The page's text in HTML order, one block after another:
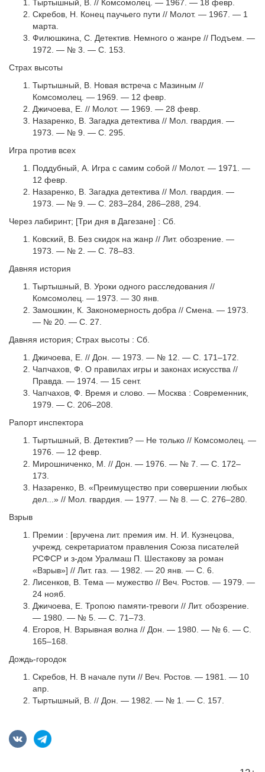
Тыртышный, В. // Комсомолец. — 1967. — 18 февр.
Скребов, Н. Конец паучьего пути // Молот. — 1967. — 1
марта.
Филюшкина, С. Детектив. Немного о жанре // Подъем. —
1972. — № 3. — С. 153.
Страх высоты
Тыртышный, В. Новая встреча с Мазиным //
Комсомолец. — 1969. — 12 февр.
Джичоева, Е. // Молот. — 1969. — 28 февр.
Назаренко, В. Загадка детектива // Мол. гвардия. —
1973. — № 9. — С. 295.
Игра против всех
Поддубный, А. Игра с самим собой // Молот. — 1971. —
12 февр.
Назаренко, В. Загадка детектива // Мол. гвардия. —
1973. — № 9. — С. 283–284, 286–288, 294.
Через лабиринт; [Три дня в Дагезане] : Сб.
Ковский, В. Без скидок на жанр // Лит. обозрение. —
1973. — № 2. — С. 78–83.
Давняя история
Тыртышный, В. Уроки одного расследования //
Комсомолец. — 1973. — 30 янв.
Замошкин, К. Закономерность добра // Смена. — 1973.
— № 20. — С. 27.
Давняя история; Страх высоты : Сб.
Джичоева, Е. // Дон. — 1973. — № 12. — С. 171–172.
Чапчахов, Ф. О правилах игры и законах искусства //
Правда. — 1974. — 15 сент.
Чапчахов, Ф. Время и слово. — Москва : Современник,
1979. — С. 206–208.
Рапорт инспектора
Тыртышный, В. Детектив? — Не только // Комсомолец. —
1976. — 12 февр.
Мирошниченко, М. // Дон. — 1976. — № 7. — С. 172–
173.
Назаренко, В. «Преимущество при совершении любых
дел...» // Мол. гвардия. — 1977. — № 8. — С. 276–280.
Взрыв
Премии : [вручена лит. премия им. Н. И. Кузнецова,
учрежд. секретариатом правления Союза писателей
РСФСР и з-дом Уралмаш П. Шестакову за роман
«Взрыв»] // Лит. газ. — 1982. — 20 янв. — С. 6.
Лисенков, В. Тема — мужество // Веч. Ростов. — 1979. —
24 нояб.
Джичоева, Е. Тропою памяти-тревоги // Лит. обозрение.
— 1980. — № 5. — С. 71–73.
Егоров, Н. Взрывная волна // Дон. — 1980. — № 6. — С.
165–168.
Дождь-городок
Скребов, Н. В начале пути // Веч. Ростов. — 1981. — 10
апр.
Тыртышный, В. // Дон. — 1982. — № 1. — С. 157.